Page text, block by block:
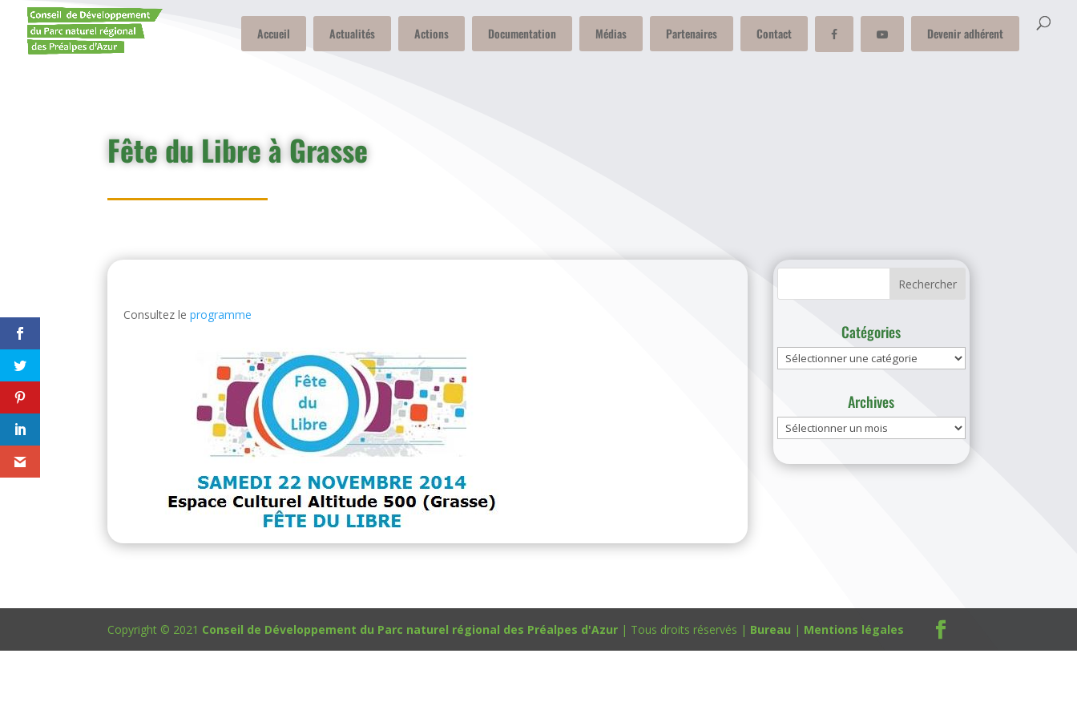
Accueil Actualités Actions Documentation Médias Partenaires Contact Devenir adhérent
Fête du Libre à Grasse
Consultez le programme
Catégories
Catégories
Archives
Archives
Copyright © 2021 Conseil de Développement du Parc naturel régional des Préalpes d'Azur | Tous droits réservés | Bureau | Mentions légales